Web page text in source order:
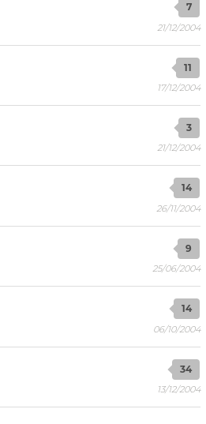
7
21/12/2004
11
17/12/2004
3
21/12/2004
14
26/11/2004
9
25/06/2004
14
06/10/2004
34
13/12/2004